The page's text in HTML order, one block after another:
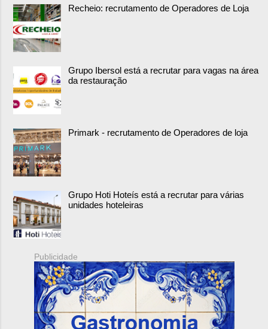
Recheio: recrutamento de Operadores de Loja
Grupo Ibersol está a recrutar para vagas na área
da restauração
Primark - recrutamento de Operadores de loja
Grupo Hoti Hoteís está a recrutar para várias
unidades hoteleiras
Publicidade